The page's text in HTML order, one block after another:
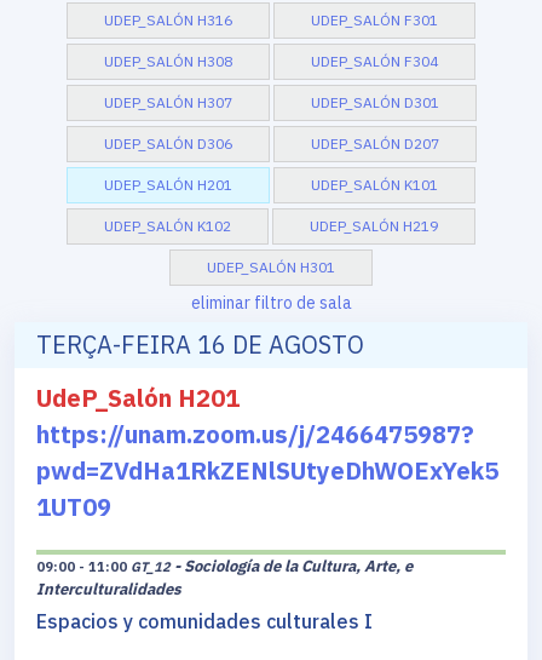
UDEP_SALÓN H316 UDEP_SALÓN F301
UDEP_SALÓN H308 UDEP_SALÓN F304
UDEP_SALÓN H307 UDEP_SALÓN D301
UDEP_SALÓN D306 UDEP_SALÓN D207
UDEP_SALÓN H201 UDEP_SALÓN K101
UDEP_SALÓN K102 UDEP_SALÓN H219
UDEP_SALÓN H301
eliminar filtro de sala
TERÇA-FEIRA 16 DE AGOSTO
UdeP_Salón H201
https://unam.zoom.us/j/2466475987?
pwd=ZVdHa1RkZENlSUtyeDhWOExYek5
1UT09
09:00 - 11:00 GT_12 - Sociología de la Cultura, Arte, e
Interculturalidades
Espacios y comunidades culturales I